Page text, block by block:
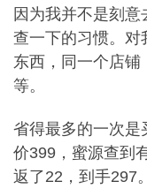
因为我并不是刻意
查一下的习惯。对
东西，同一个店铺
等。
省得最多的一次是
价399，蜜源查到
返了22，到手297